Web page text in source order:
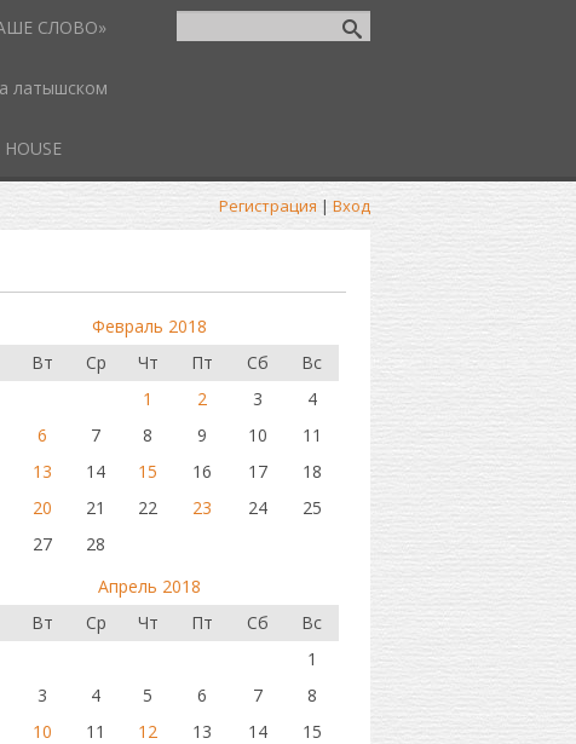
СЛОВО»
латышском
Регистрация | Вход
Февраль 2018
Вт Ср Чт Пт Сб
Вс
1
2 3
4
6 7 8 9 10
11
13 14 15 16 17
18
20 21 22 23 24
25
27
28
Апрель 2018
Вт Ср Чт Пт Сб
Вс
1
3 4 5 6 7
8
10 11 12 13 14
15